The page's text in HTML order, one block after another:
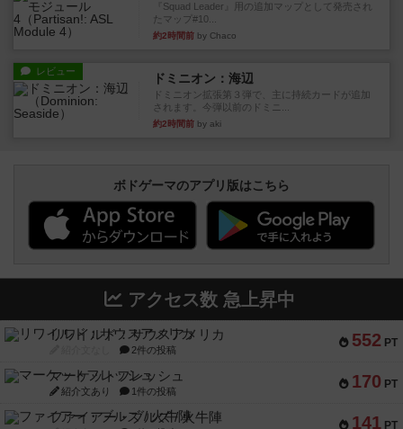
『Squad Leader』用の追加マップとして発売され
たマップ#10...
約2時間前 by Chaco
レビュー ドミニオン：海辺
ドミニオン拡張第３弾で、主に持続カードが追加
されます。今弾以前のドミニ...
約2時間前 by aki
ボドゲーマのアプリ版はこちら
アクセス数 急上昇中
552 PT
リワイルド：サウスアメリカ
2件の投稿
170 PT
マーケットフレッシュ
紹介文あり 1件の投稿
141 PT
ファイアー・ブルズ / 火牛陣